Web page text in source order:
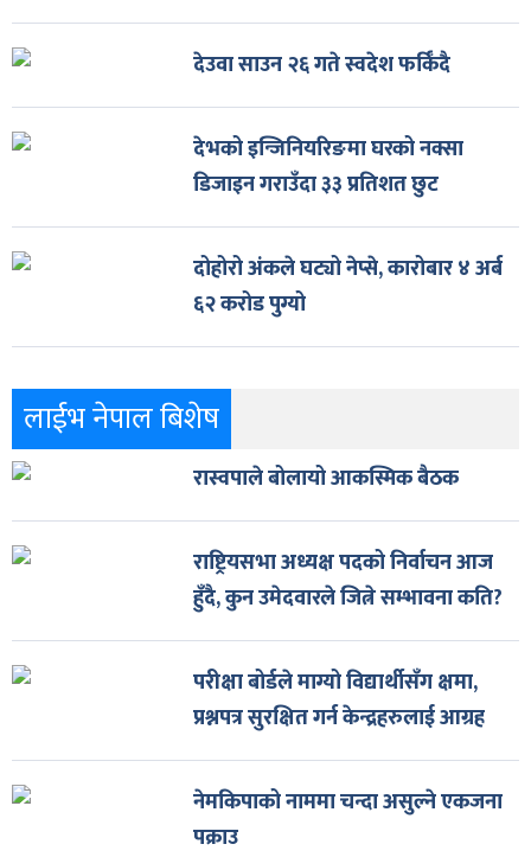
देउवा साउन २६ गते स्वदेश फर्किँदै
देभको इन्जिनियरिङमा घरको नक्सा
डिजाइन गराउँदा ३३ प्रतिशत छुट
दोहोरो अंकले घट्यो नेप्से, कारोबार ४ अर्ब
६२ करोड पुग्यो
लाईभ नेपाल बिशेष
रास्वपाले बोलायो आकस्मिक बैठक
राष्ट्रियसभा अध्यक्ष पदको निर्वाचन आज
हुँदै, कुन उमेदवारले जित्ने सम्भावना कति?
परीक्षा बोर्डले माग्यो विद्यार्थीसँग क्षमा,
प्रश्नपत्र सुरक्षित गर्न केन्द्रहरुलाई आग्रह
नेमकिपाको नाममा चन्दा असुल्ने एकजना
पक्राउ